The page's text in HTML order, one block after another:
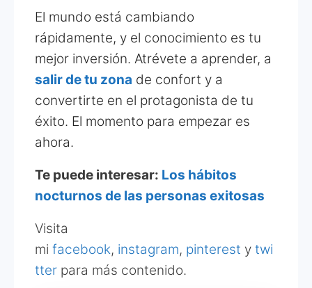
El mundo está cambiando
rápidamente, y el conocimiento es tu
mejor inversión. Atrévete a aprender, a
salir de tu zona de confort y a
convertirte en el protagonista de tu
éxito. El momento para empezar es
ahora.
Te puede interesar: Los hábitos
nocturnos de las personas exitosas
Visita
mi facebook, instagram, pinterest y twi
tter para más contenido.